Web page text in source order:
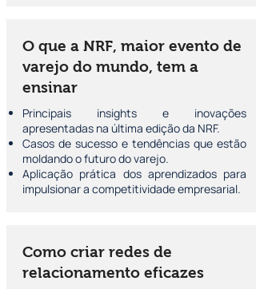
O que a NRF, maior evento de
varejo do mundo, tem a
ensinar
Principais insights e inovações
apresentadas na última edição da NRF.
Casos de sucesso e tendências que estão
moldando o futuro do varejo.
Aplicação prática dos aprendizados para
impulsionar a competitividade empresarial.
Como criar redes de
relacionamento eficazes